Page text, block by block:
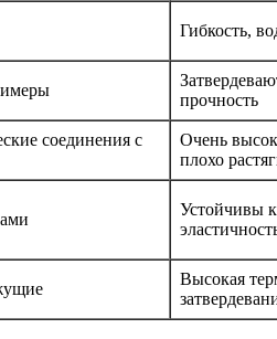
Гибкость,
прочность
соединения с
Очень
плохо
Устойчивы
Высокая